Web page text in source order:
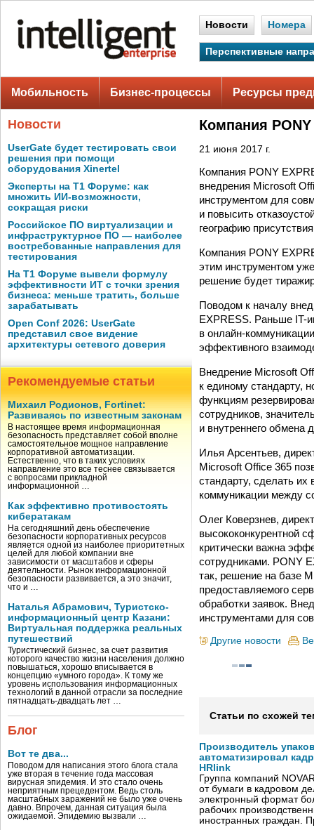
Новости Номера
Перспективные
Мобильность Бизнес-процессы Ресурсы
Новости
UserGate будет тестировать свои
решения при помощи
оборудования Xinertel
Эксперты на Т1 Форуме: как
множить ИИ-возможности,
сокращая риски
Российское ПО виртуализации и
инфраструктурное ПО — наиболее
востребованные направления для
тестирования
На Т1 Форуме вывели формулу
эффективности ИТ с точки зрения
бизнеса: меньше тратить, больше
зарабатывать
Open Conf 2026: UserGate
представил свое видение
архитектуры сетевого доверия
Рекомендуемые статьи
Михаил Родионов, Fortinet:
Развиваясь по известным законам
В настоящее время информационная
безопасность представляет собой вполне
самостоятельное мощное направление
корпоративной автоматизации.
Естественно, что в таких условиях
направление это все теснее связывается
с вопросами прикладной
информационной …
Как эффективно противостоять
кибератакам
На сегодняшний день обеспечение
безопасности корпоративных ресурсов
является одной из наиболее приоритетных
целей для любой компании вне
зависимости от масштабов и сферы
деятельности. Рынок информационной
безопасности развивается, а это значит,
что и …
Наталья Абрамович, Туристско-
информационный центр Казани:
Виртуальная поддержка реальных
путешествий
Туристический бизнес, за счет развития
которого качество жизни населения должно
повышаться, хорошо вписывается в
концепцию «умного города». К тому же
уровень использования информационных
технологий в данной отрасли за последние
пятнадцать-двадцать лет …
Блог
Вот те два...
Поводом для написания этого блога стала
уже вторая в течение года массовая
вирусная эпидемия. И это стало очень
неприятным прецедентом. Ведь столь
масштабных заражений не было уже очень
давно. Впрочем, данная ситуация была
ожидаемой. Эпидемию вызвали …
Компания
21 июня 2017 г.
Компания PONY
внедрения Microsoft
инструментом для
и повысить
географию
Компания PONY
этим инструментом
решение будет
Поводом к началу
EXPRESS. Раньше IT-
в онлайн-
эффективного
Внедрение Microsoft
к единому стандарту,
функциям
сотрудников,
и внутреннего обмена
Илья Арсентьев,
Microsoft Office 365
стандарту, сделать
коммуникации между
Олег Коверзнев,
высококонкурентной
критически важна
сотрудниками. PONY
так, решение на базе
предоставляемого
обработки заявок.
инструментами для
Другие новости
Статьи по схожей
Производитель
автоматизировал
HRlink
Группа компаний
от бумаги в кадровом
электронный формат
рабочих
иностранных граждан.